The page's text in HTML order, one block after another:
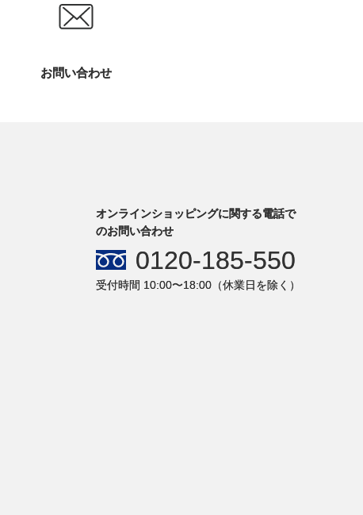
お問い合わせ
オンラインショッピングに関する電話で
のお問い合わせ
0120-185-550
受付時間 10:00〜18:00（休業日を除く）